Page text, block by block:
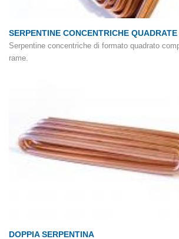
SERPENTINE CONCENTRICHE QUADRATE
Serpentine concentriche di formato quadrato
rame.
DOPPIA SERPENTINA